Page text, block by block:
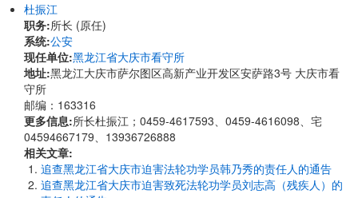
杜振江
职务:所长 (原任)
系统:公安
现任单位:黑龙江省大庆市看守所
地址:黑龙江大庆市萨尔图区高新产业开发区安萨路3号 大庆市看
守所
邮编：163316
更多信息:所长杜振江；0459-4617593、0459-4616098、宅
04594667179、13936726888
相关文章:
追查黑龙江省大庆市迫害法轮功学员韩乃秀的责任人的通告
追查黑龙江省大庆市迫害致死法轮功学员刘志高（残疾人）的